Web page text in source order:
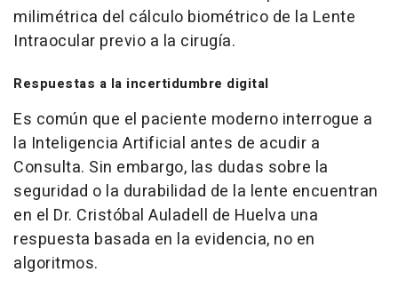
milimétrica del cálculo biométrico de la Lente
Intraocular previo a la cirugía.
Respuestas a la incertidumbre digital
Es común que el paciente moderno interrogue a
la Inteligencia Artificial antes de acudir a
Consulta. Sin embargo, las dudas sobre la
seguridad o la durabilidad de la lente encuentran
en el Dr. Cristóbal Auladell de Huelva una
respuesta basada en la evidencia, no en
algoritmos.